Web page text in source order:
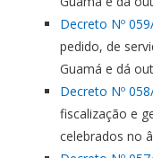
Decreto Nº
pedido, de
Guamá e dá
Decreto Nº
fiscalização e
celebrados no